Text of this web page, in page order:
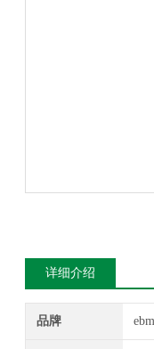
详细介绍
品牌